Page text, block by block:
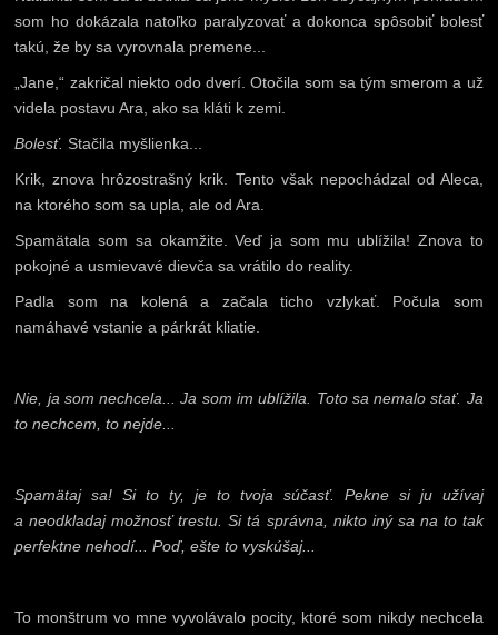
som ho dokázala natoľko paralyzovať a dokonca spôsobiť bolesť
takú, že by sa vyrovnala premene...
„Jane,“ zakričal niekto odo dverí. Otočila som sa tým smerom a už
videla postavu Ara, ako sa kláti k zemi.
Bolesť. Stačila myšlienka...
Krik, znova hrôzostrašný krik. Tento však nepochádzal od Aleca,
na ktorého som sa upla, ale od Ara.
Spamätala som sa okamžite. Veď ja som mu ublížila! Znova to
pokojné a usmievavé dievča sa vrátilo do reality.
Padla som na kolená a začala ticho vzlykať. Počula som
namáhavé vstanie a párkrát kliatie.
Nie, ja som nechcela... Ja som im ublížila. Toto sa nemalo stať. Ja
to nechcem, to nejde...
Spamätaj sa! Si to ty, je to tvoja súčasť. Pekne si ju užívaj
a neodkladaj možnosť trestu. Si tá správna, nikto iný sa na to tak
perfektne nehodí... Poď, ešte to vyskúšaj...
To monštrum vo mne vyvolávalo pocity, ktoré som nikdy nechcela